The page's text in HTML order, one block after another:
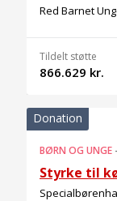
Red Barnet
Tildelt støtte
866.629 kr.
Donation
BØRN OG UNGE -
Styrke til